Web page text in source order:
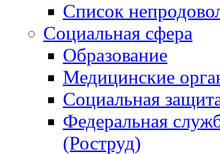
Список
Социальная сфера
Образование
Медицинские
Социальная
Федеральная
(Роструд)